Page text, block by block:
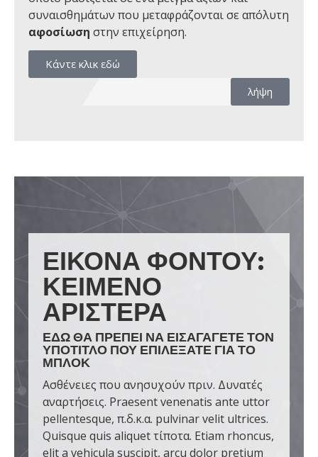
συναισθημάτων που μεταφράζονται σε απόλυτη
αφοσίωση στην επιχείρηση.
Κάντε κλικ εδώ
λήψη
(PDF, si
ΕΙΚΌΝΑ ΦΌΝΤΟΥ:
ΚΕΊΜΕΝΟ
ΑΡΙΣΤΕΡΆ
ΕΔΏ ΘΑ ΠΡΈΠΕΙ ΝΑ ΕΙΣΑΓΆΓΕΤΕ ΤΟΝ
ΥΠΌΤΙΤΛΟ ΠΟΥ ΕΠΙΛΈΞΑΤΕ ΓΙΑ ΤΟ
ΜΠΛΟΚ
Ασθένειες που ανησυχούν πριν. Δυνατές
αναρτήσεις. Praesent venenatis ante uttor
pellentesque, π.δ.κ.α. pulvinar velit ultrices.
Quisque quis aliquet τίποτα. Etiam rhoncus,
elit a vehicula suscipit, arcu dolor pretium